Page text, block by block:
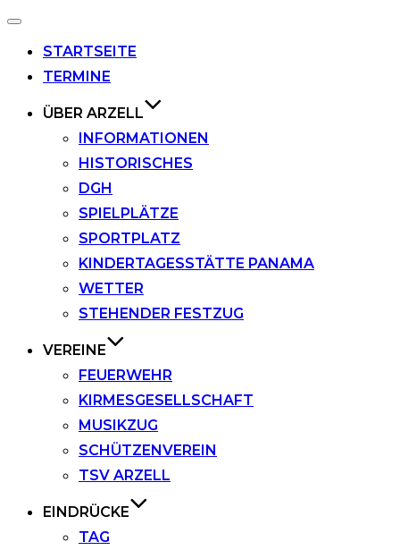
Navigation
STARTSEITE
TERMINE
ÜBER ARZELL
INFORMATIONEN
HISTORISCHES
DGH
SPIELPLÄTZE
SPORTPLATZ
KINDERTAGESSTÄTTE PANAMA
WETTER
STEHENDER FESTZUG
VEREINE
FEUERWEHR
KIRMESGESELLSCHAFT
MUSIKZUG
SCHÜTZENVEREIN
TSV ARZELL
EINDRÜCKE
TAG